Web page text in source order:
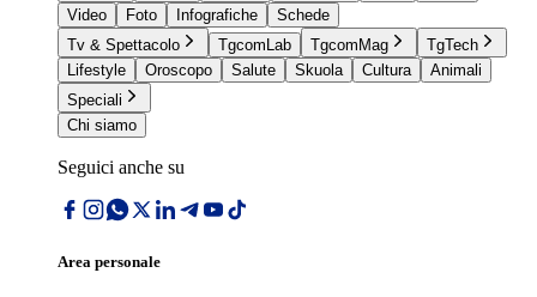
Video
Foto Infografiche
Schede
Tv & Spettacolo
TgcomLab TgcomMag
TgTech
Lifestyle
Oroscopo Salute Skuola Cultura
Animali
Speciali
Chi siamo
Seguici anche su
Area personale